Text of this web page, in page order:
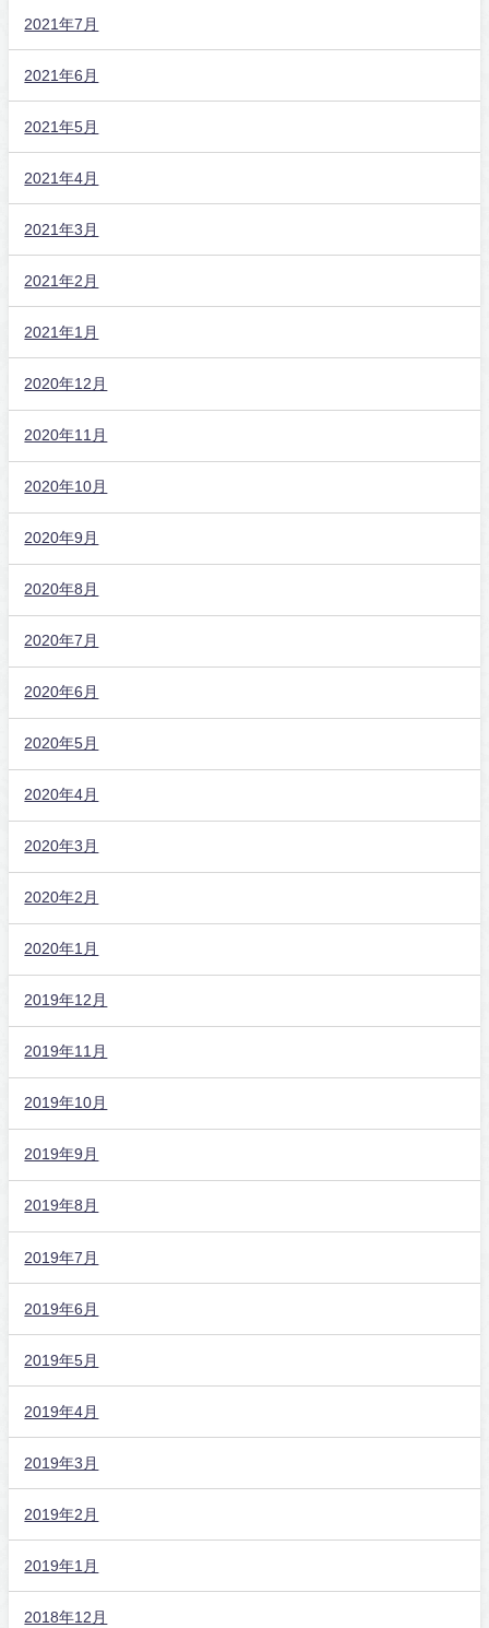
2021年7月
2021年6月
2021年5月
2021年4月
2021年3月
2021年2月
2021年1月
2020年12月
2020年11月
2020年10月
2020年9月
2020年8月
2020年7月
2020年6月
2020年5月
2020年4月
2020年3月
2020年2月
2020年1月
2019年12月
2019年11月
2019年10月
2019年9月
2019年8月
2019年7月
2019年6月
2019年5月
2019年4月
2019年3月
2019年2月
2019年1月
2018年12月